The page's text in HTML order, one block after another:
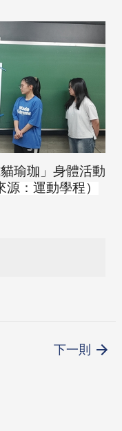
瑜珈」身體活動
源：運動學程）
下一則